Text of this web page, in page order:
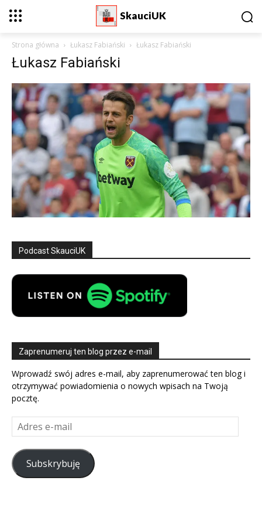
SkauciUK
Strona główna Łukasz Fabiański Łukasz Fabiański
Łukasz Fabiański
Podcast SkauciUK
Zaprenumeruj ten blog przez e-mail
Wprowadź swój adres e-mail, aby zaprenumerować ten blog i
otrzymywać powiadomienia o nowych wpisach na Twoją
pocztę.
Adres
e-
mail
Subskrybuję